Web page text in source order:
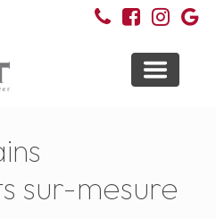
Toggle
sur-mesure